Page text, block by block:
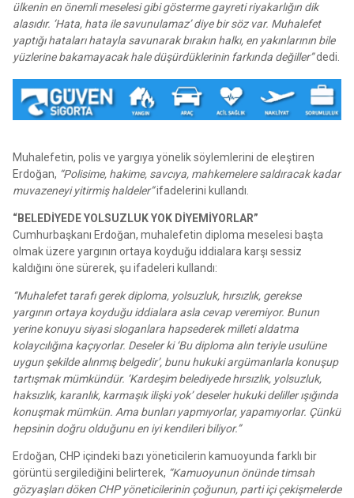
ülkenin en önemli meselesi gibi gösterme gayreti riyakarlığın dik
alasıdır. ‘Hata, hata ile savunulamaz’ diye bir söz var. Muhalefet
yaptığı hataları hatayla savunarak bırakın halkı, en yakınlarının bile
yüzlerine bakamayacak hale düşürdüklerinin farkında değiller”dedi.
Muhalefetin, polis ve yargıya yönelik söylemlerini de eleştiren
Erdoğan, “Polisime, hakime, savcıya, mahkemelere saldıracak kadar
muvazeneyi yitirmiş haldeler”ifadelerini kullandı.
“BELEDİYEDE YOLSUZLUK YOK DİYEMİYORLAR”
Cumhurbaşkanı Erdoğan, muhalefetin diploma meselesi başta
olmak üzere yargının ortaya koyduğu iddialara karşı sessiz
kaldığını öne sürerek, şu ifadeleri kullandı:
“Muhalefet tarafı gerek diploma, yolsuzluk, hırsızlık, gerekse
yargının ortaya koyduğu iddialara asla cevap veremiyor. Bunun
yerine konuyu siyasi sloganlara hapsederek milleti aldatma
kolaycılığına kaçıyorlar. Deseler ki ‘Bu diploma alın teriyle usulüne
uygun şekilde alınmış belgedir’, bunu hukuki argümanlarla konuşup
tartışmak mümkündür. ‘Kardeşim belediyede hırsızlık, yolsuzluk,
haksızlık, karanlık, karmaşık ilişki yok’ deseler hukuki deliller ışığında
konuşmak mümkün. Ama bunları yapmıyorlar, yapamıyorlar. Çünkü
hepsinin doğru olduğunu en iyi kendileri biliyor.”
Erdoğan, CHP içindeki bazı yöneticilerin kamuoyunda farklı bir
görüntü sergilediğini belirterek, “Kamuoyunun önünde timsah
gözyaşları döken CHP yöneticilerinin çoğunun, parti içi çekişmelerde